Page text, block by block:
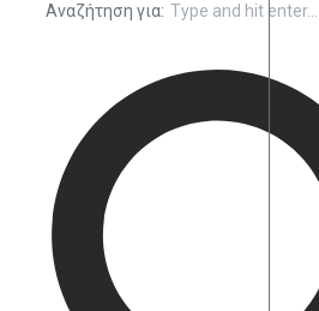
Αναζήτηση για: